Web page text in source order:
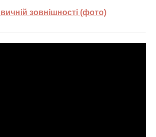
зовнішності (фото)